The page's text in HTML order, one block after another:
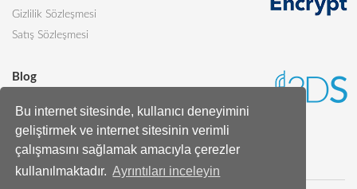
Bu internet sitesinde, kullanıcı deneyimini
geliştirmek ve internet sitesinin verimli
çalışmasını sağlamak amacıyla çerezler
kullanılmaktadır. Ayrıntıları inceleyin
Gizlilik Sözleşmesi
Satış Sözleşmesi
Blog
Butik Pasta Nedir?
Tüm Blog Yazıları